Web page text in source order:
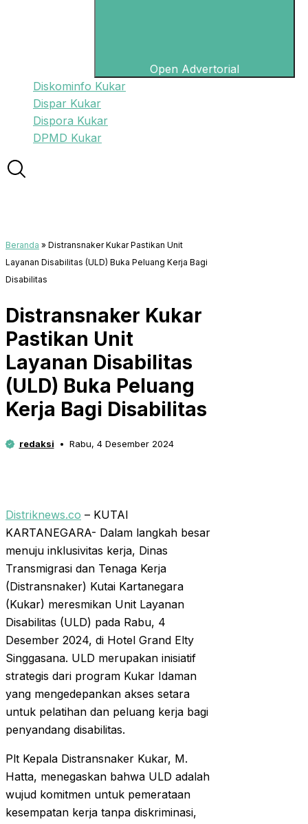
Open Advertorial
Diskominfo Kukar
Dispar Kukar
Dispora Kukar
DPMD Kukar
Beranda » Distransnaker Kukar Pastikan Unit
Layanan Disabilitas (ULD) Buka Peluang Kerja Bagi
Disabilitas
Distransnaker Kukar
Pastikan Unit
Layanan Disabilitas
(ULD) Buka Peluang
Kerja Bagi Disabilitas
redaksi Rabu, 4 Desember 2024
Distriknews.co – KUTAI
KARTANEGARA- Dalam langkah besar
menuju inklusivitas kerja, Dinas
Transmigrasi dan Tenaga Kerja
(Distransnaker) Kutai Kartanegara
(Kukar) meresmikan Unit Layanan
Disabilitas (ULD) pada Rabu, 4
Desember 2024, di Hotel Grand Elty
Singgasana. ULD merupakan inisiatif
strategis dari program Kukar Idaman
yang mengedepankan akses setara
untuk pelatihan dan peluang kerja bagi
penyandang disabilitas.
Plt Kepala Distransnaker Kukar, M.
Hatta, menegaskan bahwa ULD adalah
wujud komitmen untuk pemerataan
kesempatan kerja tanpa diskriminasi,